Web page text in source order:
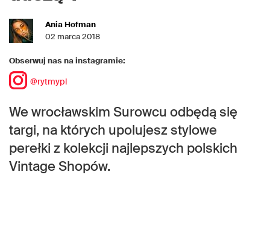
Ania Hofman
02 marca 2018
Obserwuj nas na instagramie:
@rytmypl
We wrocławskim Surowcu odbędą się
targi, na których upolujesz stylowe
perełki z kolekcji najlepszych polskich
Vintage Shopów.